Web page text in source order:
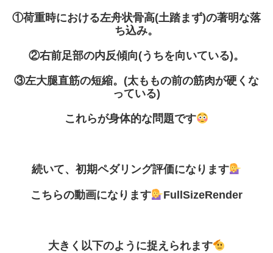
①荷重時における左舟状骨高(土踏まず)の著明な落
ち込み。
②右前足部の内反傾向(うちを向いている)。
③左大腿直筋の短縮。 (太ももの前の筋肉が硬くな
っている)
これらが身体的な問題です
続いて、初期ペダリング評価になります
こちらの動画になります FullSizeRender
大きく以下のように捉えられます